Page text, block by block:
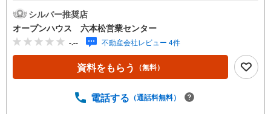
お気軽にご連絡ください！現地を見学される場合は「室
内・現地を見学する（無料）」ボタンよりご希望の日時を
ご記入いただけますとスムーズにご案内が可能です。◎現
地のご案内について・平日や夜遅い時間帯もご案内が可
能 ※定休日を除く・経験豊富なスタッフが物件詳細を丁寧
にご説明いたします。・車でご自宅や最寄り駅等、ご指定
います。◎個別FP相談会 無料物件のご紹介だけでなく住
シルバー推奨店
オープンハウス 六本松営業センター
-.-- 不動産会社レビュー 4件
資料をもらう （無料）
電話する （通話料無料）